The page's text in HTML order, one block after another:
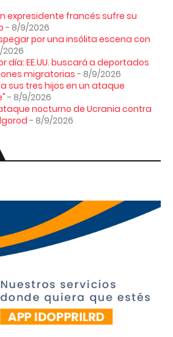
expresidente francés sufre su
- 8/9/2026
por una insólita escena con
día: EE.UU. buscará a deportados
migratorias - 8/9/2026
sus tres hijos en un ataque
- 8/9/2026
nocturno de Ucrania contra
- 8/9/2026